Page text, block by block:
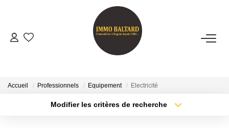
VENTES
LOCATIONS
Accueil Professionnels Equipement Electricité
Modifier les critères de recherche